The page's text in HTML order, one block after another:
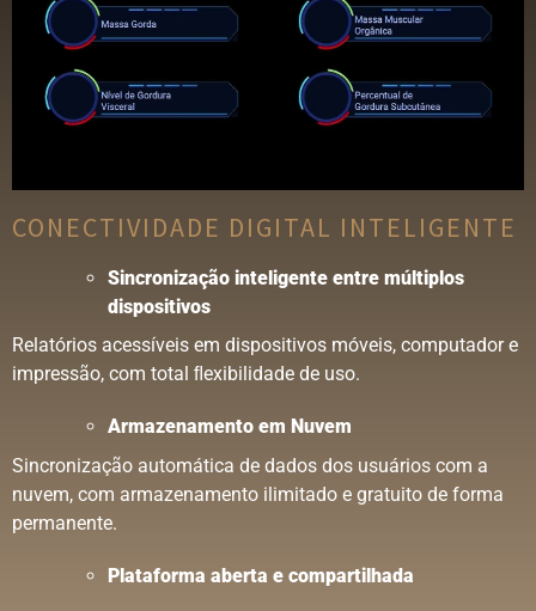
CONECTIVIDADE DIGITAL INTELIGENTE
Sincronização inteligente entre múltiplos
dispositivos
Relatórios acessíveis em dispositivos móveis, computador e
impressão, com total ﬂexibilidade de uso.
Armazenamento em Nuvem
Sincronização automática de dados dos usuários com a
nuvem, com armazenamento ilimitado e gratuito de forma
permanente.
Plataforma aberta e compartilhada